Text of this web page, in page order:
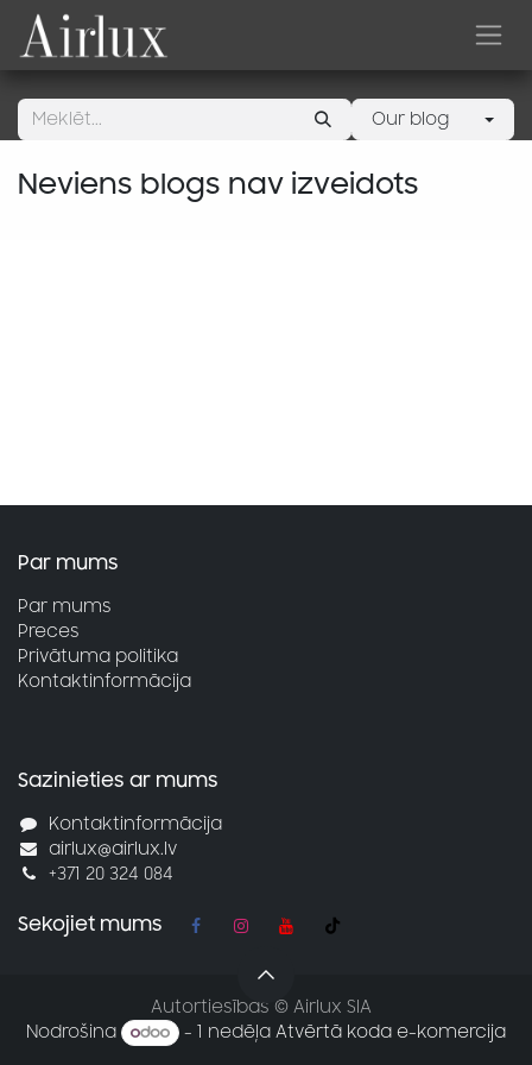
Skip to Content
Our blog
Neviens blogs nav izveidots
Par mums
Par mums
Preces
Privātuma politika
Kontaktinformācija
Sazinieties ar mums
Kontaktinformācija
airlux@airlux.lv
+371 20 324 084
Sekojiet mums
Autortiesības © Airlux SIA
Nodrošina
- 1 nedēļa Atvērtā koda e-komercija